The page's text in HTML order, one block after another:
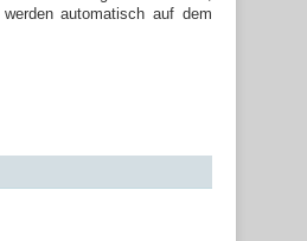
automatisch auf dem